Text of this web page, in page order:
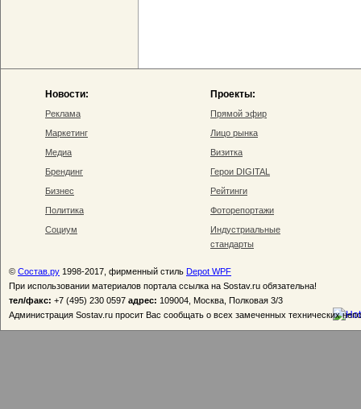
Новости:
Реклама
Маркетинг
Медиа
Брендинг
Бизнес
Политика
Социум
Проекты:
Прямой эфир
Лицо рынка
Визитка
Герои DIGITAL
Рейтинги
Фоторепортажи
Индустриальные
стандарты
© Состав.ру 1998-2017, фирменный стиль Depot WPF
При использовании материалов портала ссылка на Sostav.ru обязательна!
тел/факс: +7 (495) 230 0597 адрес: 109004, Москва, Полковая 3/3
Администрация Sostav.ru просит Вас сообщать о всех замеченных технических